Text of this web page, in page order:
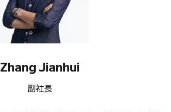
Zhang Jianhui
副社長